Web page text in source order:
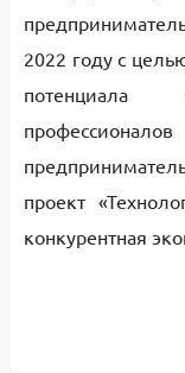
2022 году с
проект
конкурентная